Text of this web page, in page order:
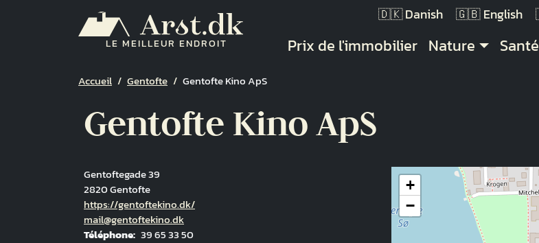
LE MEILLEUR ENDROIT
Danish English
Navigation principale
Prix de l'immobilier Nature Santé
Fil d'Ariane
Accueil Gentofte Gentofte Kino ApS
Gentofte Kino ApS
Gentoftegade 39
2820 Gentofte
Hjemmeside
https://gentoftekino.dk/
Courriel
mail@gentoftekino.dk
Téléphone 39 65 33 50
+
−